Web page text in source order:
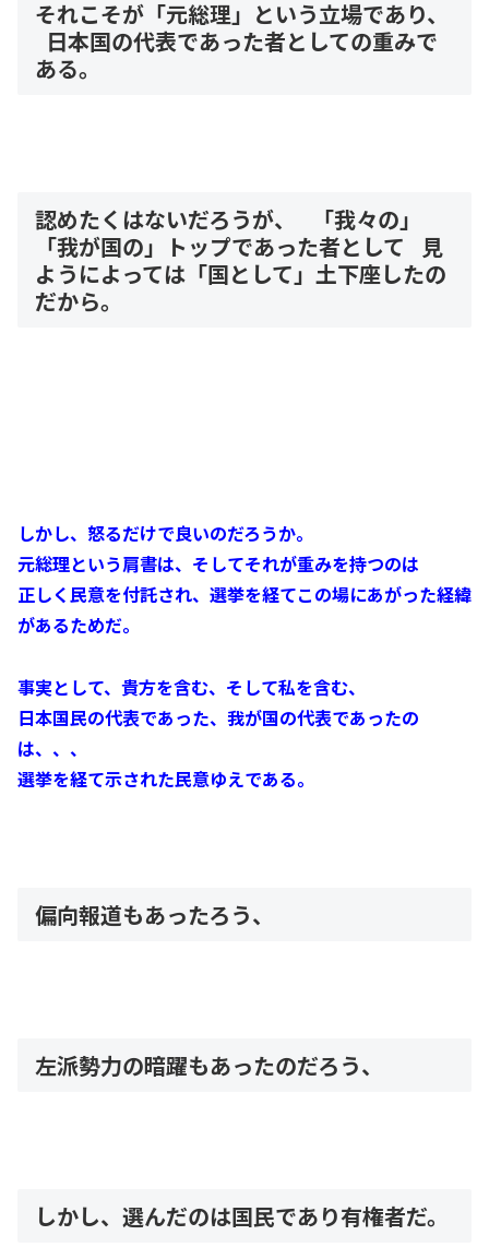
それこそが「元総理」という立場であり、
日本国の代表であった者としての重みで
ある。
認めたくはないだろうが、 「我々の」
「我が国の」トップであった者として 見
ようによっては「国として」土下座したの
だから。
しかし、怒るだけで良いのだろうか。
元総理という肩書は、そしてそれが重みを持つのは
正しく民意を付託され、選挙を経てこの場にあがった経緯
があるためだ。
事実として、貴方を含む、そして私を含む、
日本国民の代表であった、我が国の代表であったの
は、、、
選挙を経て示された民意ゆえである。
偏向報道もあったろう、
左派勢力の暗躍もあったのだろう、
しかし、選んだのは国民であり有権者だ。